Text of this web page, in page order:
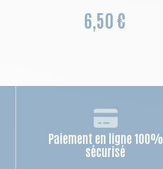
6,50 €
Paiement en ligne 100%
sécurisé